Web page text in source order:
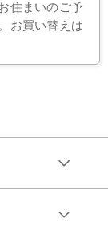
住まいのご予
お買い替えは